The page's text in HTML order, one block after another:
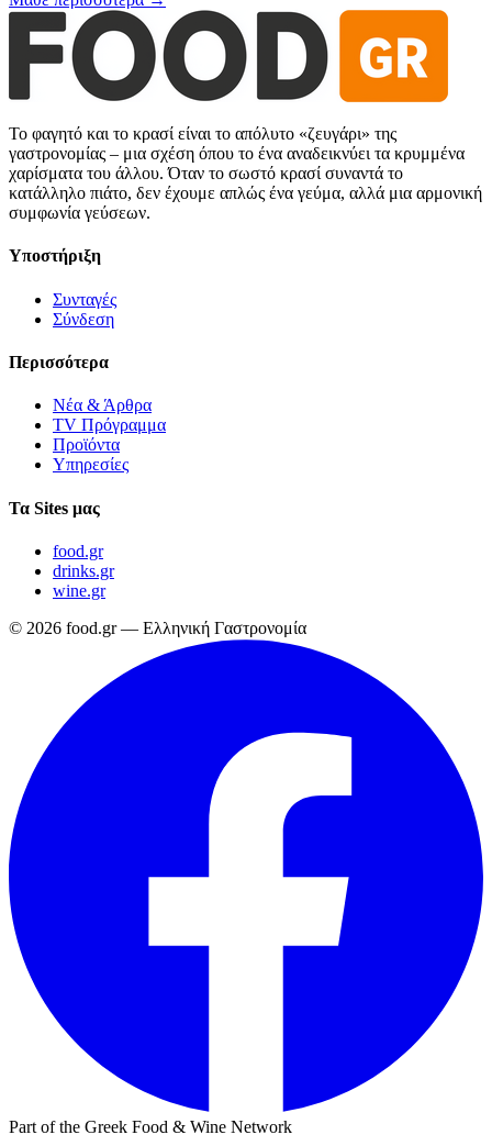
Το φαγητό και το κρασί είναι το απόλυτο «ζευγάρι» της
γαστρονομίας – μια σχέση όπου το ένα αναδεικνύει τα κρυμμένα
χαρίσματα του άλλου. Όταν το σωστό κρασί συναντά το
κατάλληλο πιάτο, δεν έχουμε απλώς ένα γεύμα, αλλά μια αρμονική
συμφωνία γεύσεων.
Υποστήριξη
Συνταγές
Σύνδεση
Περισσότερα
Νέα & Άρθρα
TV Πρόγραμμα
Προϊόντα
Υπηρεσίες
Τα Sites μας
food.gr
drinks.gr
wine.gr
© 2026 food.gr — Ελληνική Γαστρονομία
Part of the Greek Food & Wine Network